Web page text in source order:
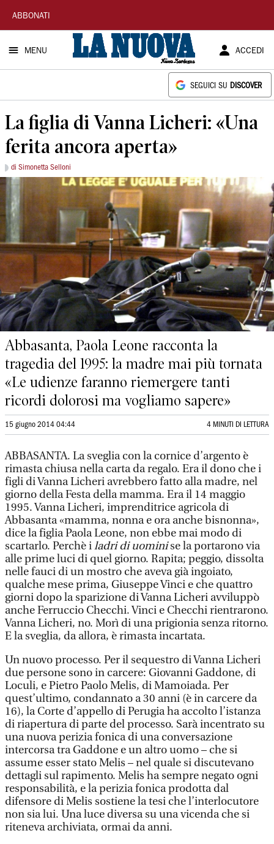
La
Nuova
Sardegna
ABBONATI
MENU ACCEDI
SEGUICI SU DISCOVER
La figlia di Vanna Licheri: «Una
ferita ancora aperta»
di Simonetta Selloni
Abbasanta, Paola Leone racconta la
tragedia del 1995: la madre mai più tornata
«Le udienze faranno riemergere tanti
ricordi dolorosi ma vogliamo sapere»
15 giugno 2014 04:44 4 MINUTI DI LETTURA
ABBASANTA. La sveglia con la cornice d’argento è
rimasta chiusa nella carta da regalo. Era il dono che i
figli di Vanna Licheri avrebbero fatto alla madre, nel
giorno della Festa della mamma. Era il 14 maggio
1995. Vanna Licheri, imprenditrice agricola di
Abbasanta «mamma, nonna e ora anche bisnonna»,
dice la figlia Paola Leone, non ebbe mai modo di
scartarlo. Perchè iladri di uominise la portarono via
alle prime luci di quel giorno. Rapita; peggio, dissolta
nelle fauci di un mostro che aveva già ingoiato,
qualche mese prima, Giuseppe Vinci e che quattro
giorni dopo la sparizione di Vanna Licheri avviluppò
anche Ferruccio Checchi. Vinci e Checchi rientrarono.
Vanna Licheri, no. Morì di una prigionia senza ritorno.
E la sveglia, da allora, è rimasta incartata.
Un nuovo processo. Per il sequestro di Vanna Licheri
due persone sono in carcere: Giovanni Gaddone, di
Loculi, e Pietro Paolo Melis, di Mamoiada. Per
quest’ultimo, condannato a 30 anni (è in carcere da
16), la Corte d’appello di Perugia ha accolto l’istanza
di riapertura di parte del processo. Sarà incentrato su
una nuova perizia fonica di una conversazione
intercorsa tra Gaddone e un altro uomo – che si
assume esser stato Melis – nel quale si discutevano
dettagli sul rapimento. Melis ha sempre negato ogni
responsabilità, e la perizia fonica prodotta dal
difensore di Melis sostiene la tesi che l’interlocutore
non sia lui. Una luce diversa su una vicenda che si
riteneva archiviata, ormai da anni.